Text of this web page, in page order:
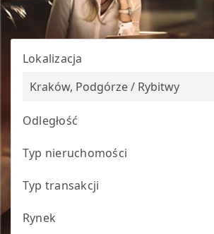
Lokalizacja
Kraków, Podgórze / Rybitwy
Odległość
Typ nieruchomości
Typ transakcji
Rynek